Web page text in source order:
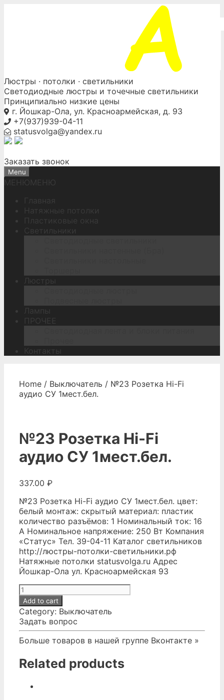
Люстры · потолки · светильники
Светодиодные люстры и точечные светильники
Принципиально низкие цены
г. Йошкар-Ола, ул. Красноармейская, д. 93
+7(937)939-04-11
statusvolga@yandex.ru
Заказать звонок
Menu
МЕНЮМЕНЮ
Главная
Натяжные потолки
Пластиковые окна
Светильники
Люстры
Лампы
ПРОЧЕЕ
Контакты
Home / Выключатель / №23 Розетка Hi-Fi
аудио СУ 1мест.бел.
№23 Розетка Hi-Fi
аудио СУ 1мест.бел.
337.00 ₽
№23 Розетка Hi-Fi аудио СУ 1мест.бел. цвет:
белый монтаж: скрытый материал: пластик
количество разъёмов: 1 Номинальный ток: 16
А Номинальное напряжение: 250 Вт Компания
«Статус» Тел. 39-04-11 Каталог светильников
http://люстры-потолки-светильники.рф
Натяжные потолки statusvolga.ru Адрес
Йошкар-Ола ул. Красноармейская 93
№23
Розетка
Hi-
Fi
аудио
СУ
quantity
Add to cart
Category: Выключатель
Задать вопрос
Больше товаров в нашей группе Вконтакте »
Related products